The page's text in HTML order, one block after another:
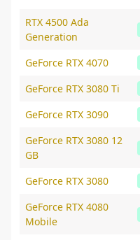
RTX 4500 Ada
Generation
GeForce RTX 4070
GeForce RTX 3080 Ti
GeForce RTX 3090
GeForce RTX 3080 12
GB
GeForce RTX 3080
GeForce RTX 4080
Mobile